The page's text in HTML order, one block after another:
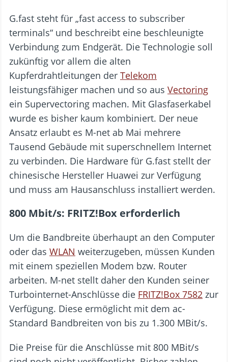
G.fast steht für „fast access to subscriber
terminals“ und beschreibt eine beschleunigte
Verbindung zum Endgerät. Die Technologie soll
zukünftig vor allem die alten
Kupferdrahtleitungen der Telekom
leistungsfähiger machen und so aus Vectoring
ein Supervectoring machen. Mit Glasfaserkabel
wurde es bisher kaum kombiniert. Der neue
Ansatz erlaubt es M-net ab Mai mehrere
Tausend Gebäude mit superschnellem Internet
zu verbinden. Die Hardware für G.fast stellt der
chinesische Hersteller Huawei zur Verfügung
und muss am Hausanschluss installiert werden.
800 Mbit/s: FRITZ!Box erforderlich
Um die Bandbreite überhaupt an den Computer
oder das WLAN weiterzugeben, müssen Kunden
mit einem speziellen Modem bzw. Router
arbeiten. M-net stellt daher den Kunden seiner
Turbointernet-Anschlüsse die FRITZ!Box 7582 zur
Verfügung. Diese ermöglicht mit dem ac-
Standard Bandbreiten von bis zu 1.300 MBit/s.
Die Preise für die Anschlüsse mit 800 MBit/s